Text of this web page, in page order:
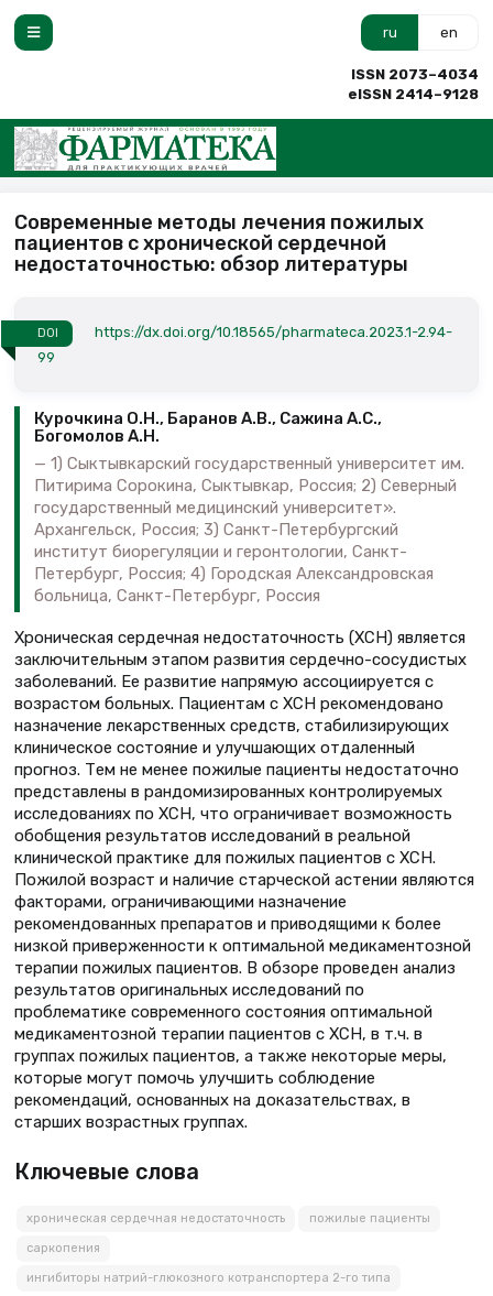
ru en
ISSN 2073–4034
eISSN 2414–9128
Современные методы лечения пожилых
пациентов с хронической сердечной
недостаточностью: обзор литературы
DOI
https://dx.doi.org/10.18565/pharmateca.2023.1-2.94-
99
Курочкина О.Н., Баранов А.В., Сажина А.С.,
Богомолов А.Н.
1) Сыктывкарский государственный университет им.
Питирима Сорокина, Сыктывкар, Россия; 2) Северный
государственный медицинский университет».
Архангельск, Россия; 3) Санкт-Петербургский
институт биорегуляции и геронтологии, Санкт-
Петербург, Россия; 4) Городская Александровская
больница, Санкт-Петербург, Россия
Хроническая сердечная недостаточность (ХСН) является
заключительным этапом развития сердечно-сосудистых
заболеваний. Ее развитие напрямую ассоциируется с
возрастом больных. Пациентам с ХСН рекомендовано
назначение лекарственных средств, стабилизирующих
клиническое состояние и улучшающих отдаленный
прогноз. Тем не менее пожилые пациенты недостаточно
представлены в рандомизированных контролируемых
исследованиях по ХСН, что ограничивает возможность
обобщения результатов исследований в реальной
клинической практике для пожилых пациентов с ХСН.
Пожилой возраст и наличие старческой астении являются
факторами, ограничивающими назначение
рекомендованных препаратов и приводящими к более
низкой приверженности к оптимальной медикаментозной
терапии пожилых пациентов. В обзоре проведен анализ
результатов оригинальных исследований по
проблематике современного состояния оптимальной
медикаментозной терапии пациентов с ХСН, в т.ч. в
группах пожилых пациентов, а также некоторые меры,
которые могут помочь улучшить соблюдение
рекомендаций, основанных на доказательствах, в
старших возрастных группах.
Ключевые слова
хроническая сердечная недостаточность пожилые пациенты
саркопения
ингибиторы натрий-глюкозного котранспортера 2-го типа